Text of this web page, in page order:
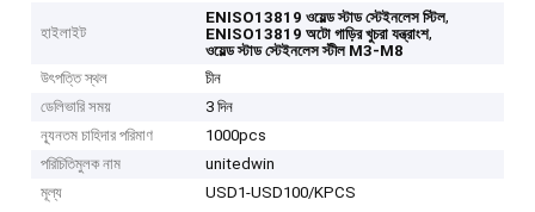
হাইলাইট
ENISO13819 ওয়েল্ড স্টাড স্টেইনলেস স্টিল,
ENISO13819 অটো গাড়ির খুচরা যন্ত্রাংশ,
ওয়েল্ড স্টাড স্টেইনলেস স্টীল M3-M8
উৎপত্তি স্থল
চীন
ডেলিভারি সময়
3 দিন
ন্যূনতম চাহিদার পরিমাণ
1000pcs
পরিচিতিমুলক নাম
unitedwin
মূল্য
USD1-USD100/KPCS